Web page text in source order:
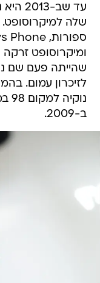
עד
שלה
ומיקרוסופט
שהייתה פעם שם
ב-2009.